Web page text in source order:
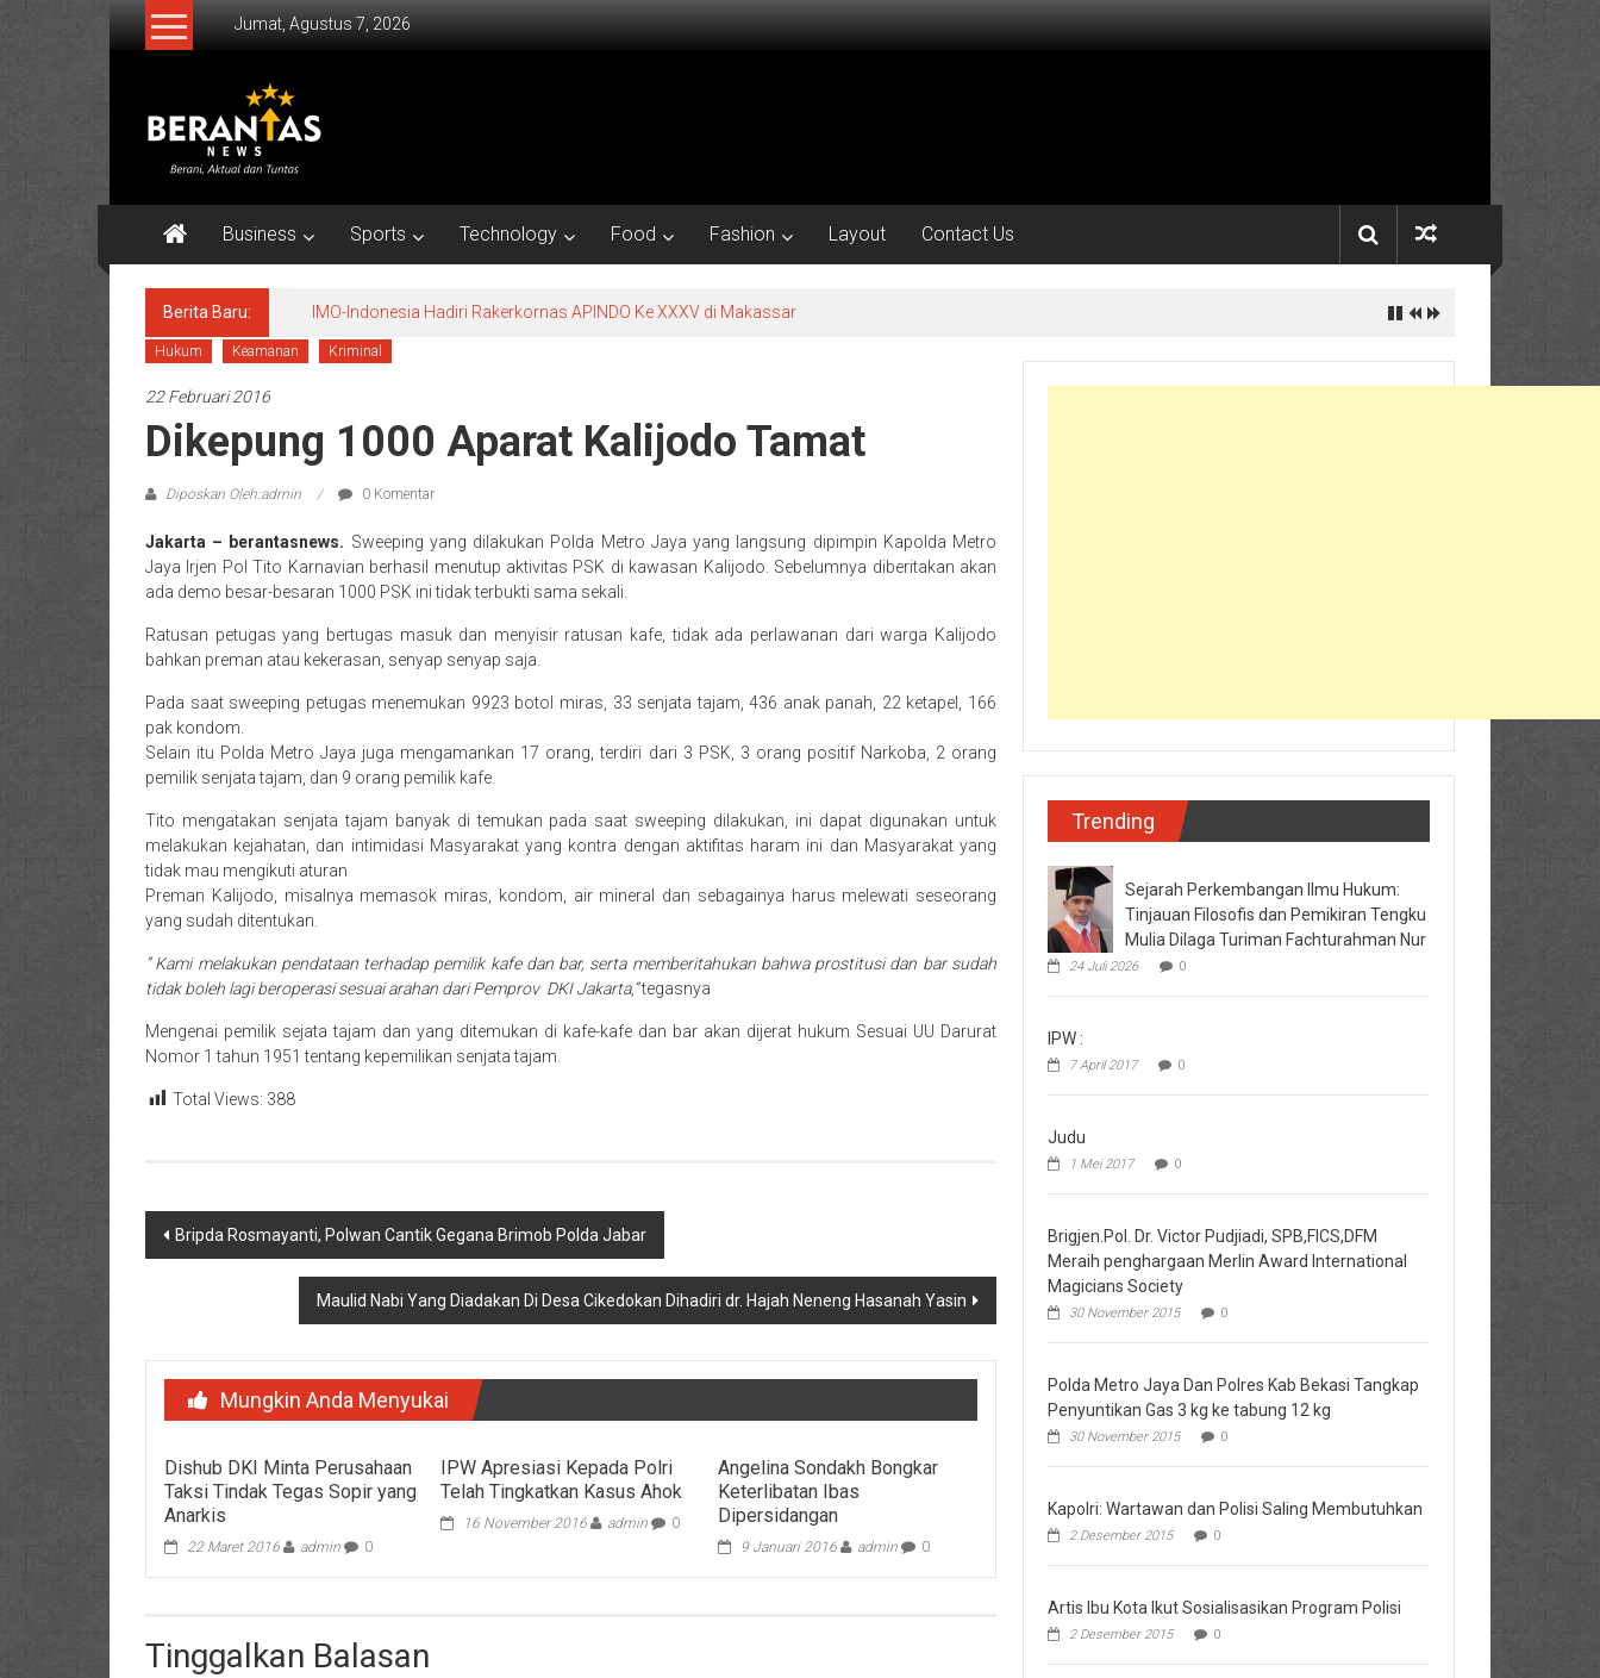
Lompat
Jumat, Agustus 7, 2026
BERANTAS
NEWS
Tuntas.
Business Sports Technology Food Fashion Layout Contact Us
Berita Baru: IMO-Indonesia Hadiri Rakerkornas APINDO Ke XXXV di Makassar
Hukum Keamanan Kriminal
22 Februari 2016
Dikepung 1000 Aparat Kalijodo Tamat
Diposkan Oleh:admin 0 Komentar
Jakarta – berantasnews. Sweeping yang dilakukan Polda Metro Jaya yang langsung dipimpin Kapolda Metro
Jaya Irjen Pol Tito Karnavian berhasil menutup aktivitas PSK di kawasan Kalijodo. Sebelumnya diberitakan akan
ada demo besar-besaran 1000 PSK ini tidak terbukti sama sekali.
Ratusan petugas yang bertugas masuk dan menyisir ratusan kafe, tidak ada perlawanan dari warga Kalijodo
bahkan preman atau kekerasan, senyap senyap saja.
Pada saat sweeping petugas menemukan 9923 botol miras, 33 senjata tajam, 436 anak panah, 22 ketapel, 166
pak kondom.
Selain itu Polda Metro Jaya juga mengamankan 17 orang, terdiri dari 3 PSK, 3 orang positif Narkoba, 2 orang
pemilik senjata tajam, dan 9 orang pemilik kafe.
Tito mengatakan senjata tajam banyak di temukan pada saat sweeping dilakukan, ini dapat digunakan untuk
melakukan kejahatan, dan intimidasi Masyarakat yang kontra dengan aktifitas haram ini dan Masyarakat yang
tidak mau mengikuti aturan
Preman Kalijodo, misalnya memasok miras, kondom, air mineral dan sebagainya harus melewati seseorang
yang sudah ditentukan.
” Kami melakukan pendataan terhadap pemilik kafe dan bar, serta memberitahukan bahwa prostitusi dan bar sudah
tidak boleh lagi beroperasi sesuai arahan dari Pemprov DKI Jakarta,”tegasnya
Mengenai pemilik sejata tajam dan yang ditemukan di kafe-kafe dan bar akan dijerat hukum Sesuai UU Darurat
Nomor 1 tahun 1951 tentang kepemilikan senjata tajam.
Total Views: 388
Navigasi
Bripda Rosmayanti, Polwan Cantik Gegana Brimob Polda Jabar
Maulid Nabi Yang Diadakan Di Desa Cikedokan Dihadiri dr. Hajah Neneng Hasanah Yasin
Mungkin Anda Menyukai
Dishub DKI Minta Perusahaan
Taksi Tindak Tegas Sopir yang
Anarkis
22 Maret 2016 admin 0
IPW Apresiasi Kepada Polri
Telah Tingkatkan Kasus Ahok
16 November 2016 admin 0
Angelina Sondakh Bongkar
Keterlibatan Ibas
Dipersidangan
9 Januari 2016 admin 0
Tinggalkan Balasan
Trending
Sejarah Perkembangan Ilmu Hukum:
Tinjauan Filosofis dan Pemikiran Tengku
Mulia Dilaga Turiman Fachturahman Nur
24 Juli 2026 0
IPW :
7 April 2017 0
Judu
1 Mei 2017 0
Brigjen.Pol. Dr. Victor Pudjiadi, SPB,FICS,DFM
Meraih penghargaan Merlin Award International
Magicians Society
30 November 2015 0
Polda Metro Jaya Dan Polres Kab Bekasi Tangkap
Penyuntikan Gas 3 kg ke tabung 12 kg
30 November 2015 0
Kapolri: Wartawan dan Polisi Saling Membutuhkan
2 Desember 2015 0
Artis Ibu Kota Ikut Sosialisasikan Program Polisi
2 Desember 2015 0